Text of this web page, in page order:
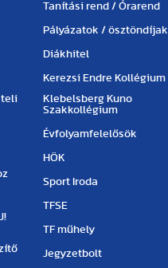
Tanítási rend / Órarend
Pályázatok / ösztöndíjak
Diákhitel
Kerezsi Endre Kollégium
Klebelsberg Kuno
Szakkollégium
Évfolyamfelelősök
HÖK
Sport Iroda
TFSE
TF műhely
Jegyzetbolt